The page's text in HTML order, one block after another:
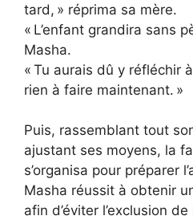
tard, » réprima sa mère.
« L’enfant grandira sans
Masha.
« Tu aurais dû y réfléchir
rien à faire maintenant. »
Puis, rassemblant tout
ajustant ses moyens, la
s’organisa pour préparer
Masha réussit à obtenir
afin d’éviter l’exclusion de